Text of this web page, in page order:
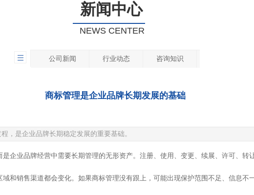
新闻中心
NEWS CENTER
公司新闻 行业动态 咨询知识
商标管理是企业品牌长期发展的基础
，是企业品牌长期稳定发展的重要基础。
是企业品牌经营中需要长期管理的无形资产。注册、使用、变更、续展、许可、转
和销售渠道都会变化。如果商标管理没有跟上，可能出现保护范围不足、信息不